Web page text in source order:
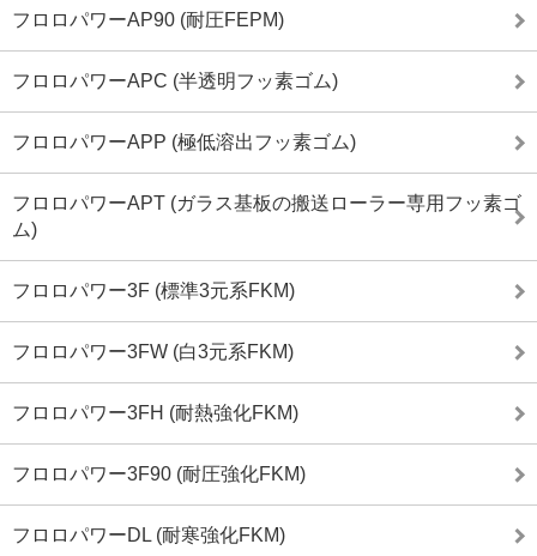
フロロパワーAP90 (耐圧FEPM)
フロロパワーAPC (半透明フッ素ゴム)
フロロパワーAPP (極低溶出フッ素ゴム)
フロロパワーAPT (ガラス基板の搬送ローラー専用フッ素ゴ
ム)
フロロパワー3F (標準3元系FKM)
フロロパワー3FW (白3元系FKM)
フロロパワー3FH (耐熱強化FKM)
フロロパワー3F90 (耐圧強化FKM)
フロロパワーDL (耐寒強化FKM)